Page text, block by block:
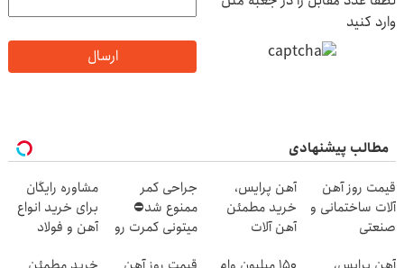
وارد کنید
ارسال
مطالب پیشنهادی
قیمت روز آهن
آلات ساختمانی و
صنعتی
آهن پرایس،
خرید مطمئن
آهن آلات
جراحی کمر
ممنوع شد⛔
میتونی کمرت رو
مشاوره رایگان
برای خرید انواع
آهن و فولاد